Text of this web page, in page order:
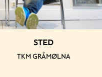
STED
TKM GRÅMØLNA